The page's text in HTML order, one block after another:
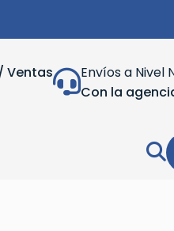
Ventas
Envíos a Nivel
Con la